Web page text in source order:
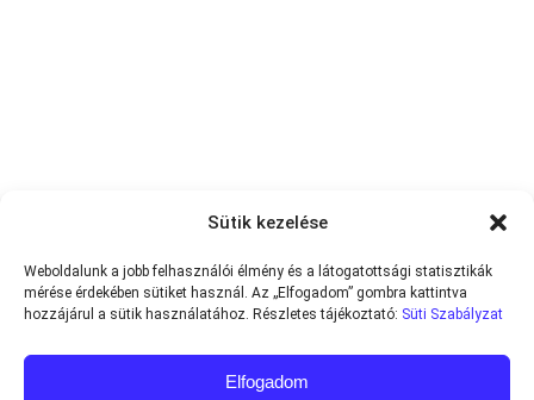
Sütik kezelése
Weboldalunk a jobb felhasználói élmény és a látogatottsági statisztikák
mérése érdekében sütiket használ. Az „Elfogadom” gombra kattintva
hozzájárul a sütik használatához. Részletes tájékoztató: Süti Szabályzat
Elfogadom